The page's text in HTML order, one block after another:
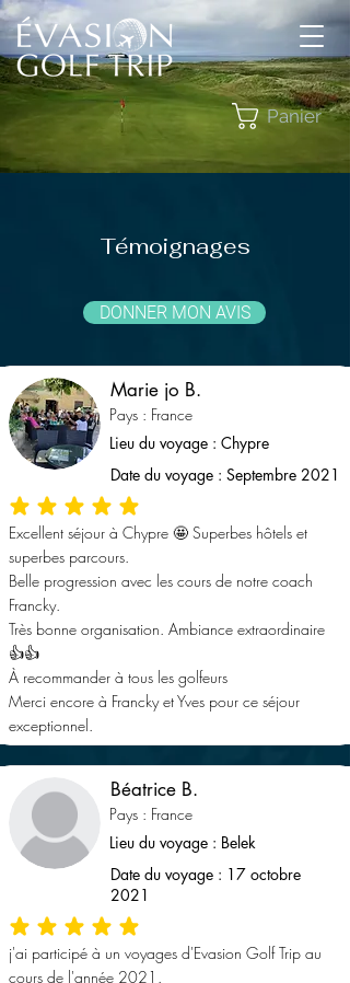
Panier
Témoignages
DONNER MON AVIS
Marie jo B.
Pays : France
Lieu du voyage : Chypre
Date du voyage : Septembre 2021
la note moyenne est 5 sur 5
Excellent séjour à Chypre 🤩 Superbes hôtels et
superbes parcours.
Belle progression avec les cours de notre coach
Francky.
Très bonne organisation. Ambiance extraordinaire
👍👍
À recommander à tous les golfeurs
Merci encore à Francky et Yves pour ce séjour
exceptionnel.
Béatrice B.
Pays : France
Lieu du voyage : Belek
Date du voyage : 17 octobre
2021
la note moyenne est 5 sur 5
j'ai participé à un voyages d'Evasion Golf Trip au
cours de l'année 2021.